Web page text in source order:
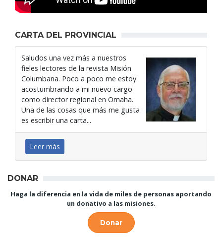
CARTA DEL PROVINCIAL
Saludos una vez más a nuestros
fieles lectores de la revista Misión
Columbana. Poco a poco me estoy
acostumbrando a mi nuevo cargo
como director regional en Omaha.
Una de las cosas que más me gusta
es escribir una carta...
Leer más
DONAR
Haga la diferencia en la vida de miles de personas aportando
un donativo a las misiones.
Donar